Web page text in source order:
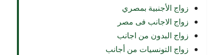
زواج الأجنبية بمصري
زواج الاجانب فى مصر
زواج البدون من اجانب
زواج التونسيات من أجانب